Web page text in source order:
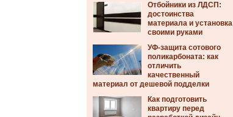
Отбойники из ЛДСП:
достоинства
материала и установка
своими руками
УФ-защита сотового
поликарбоната: как
отличить
качественный
материал от дешевой подделки
Как подготовить
квартиру перед